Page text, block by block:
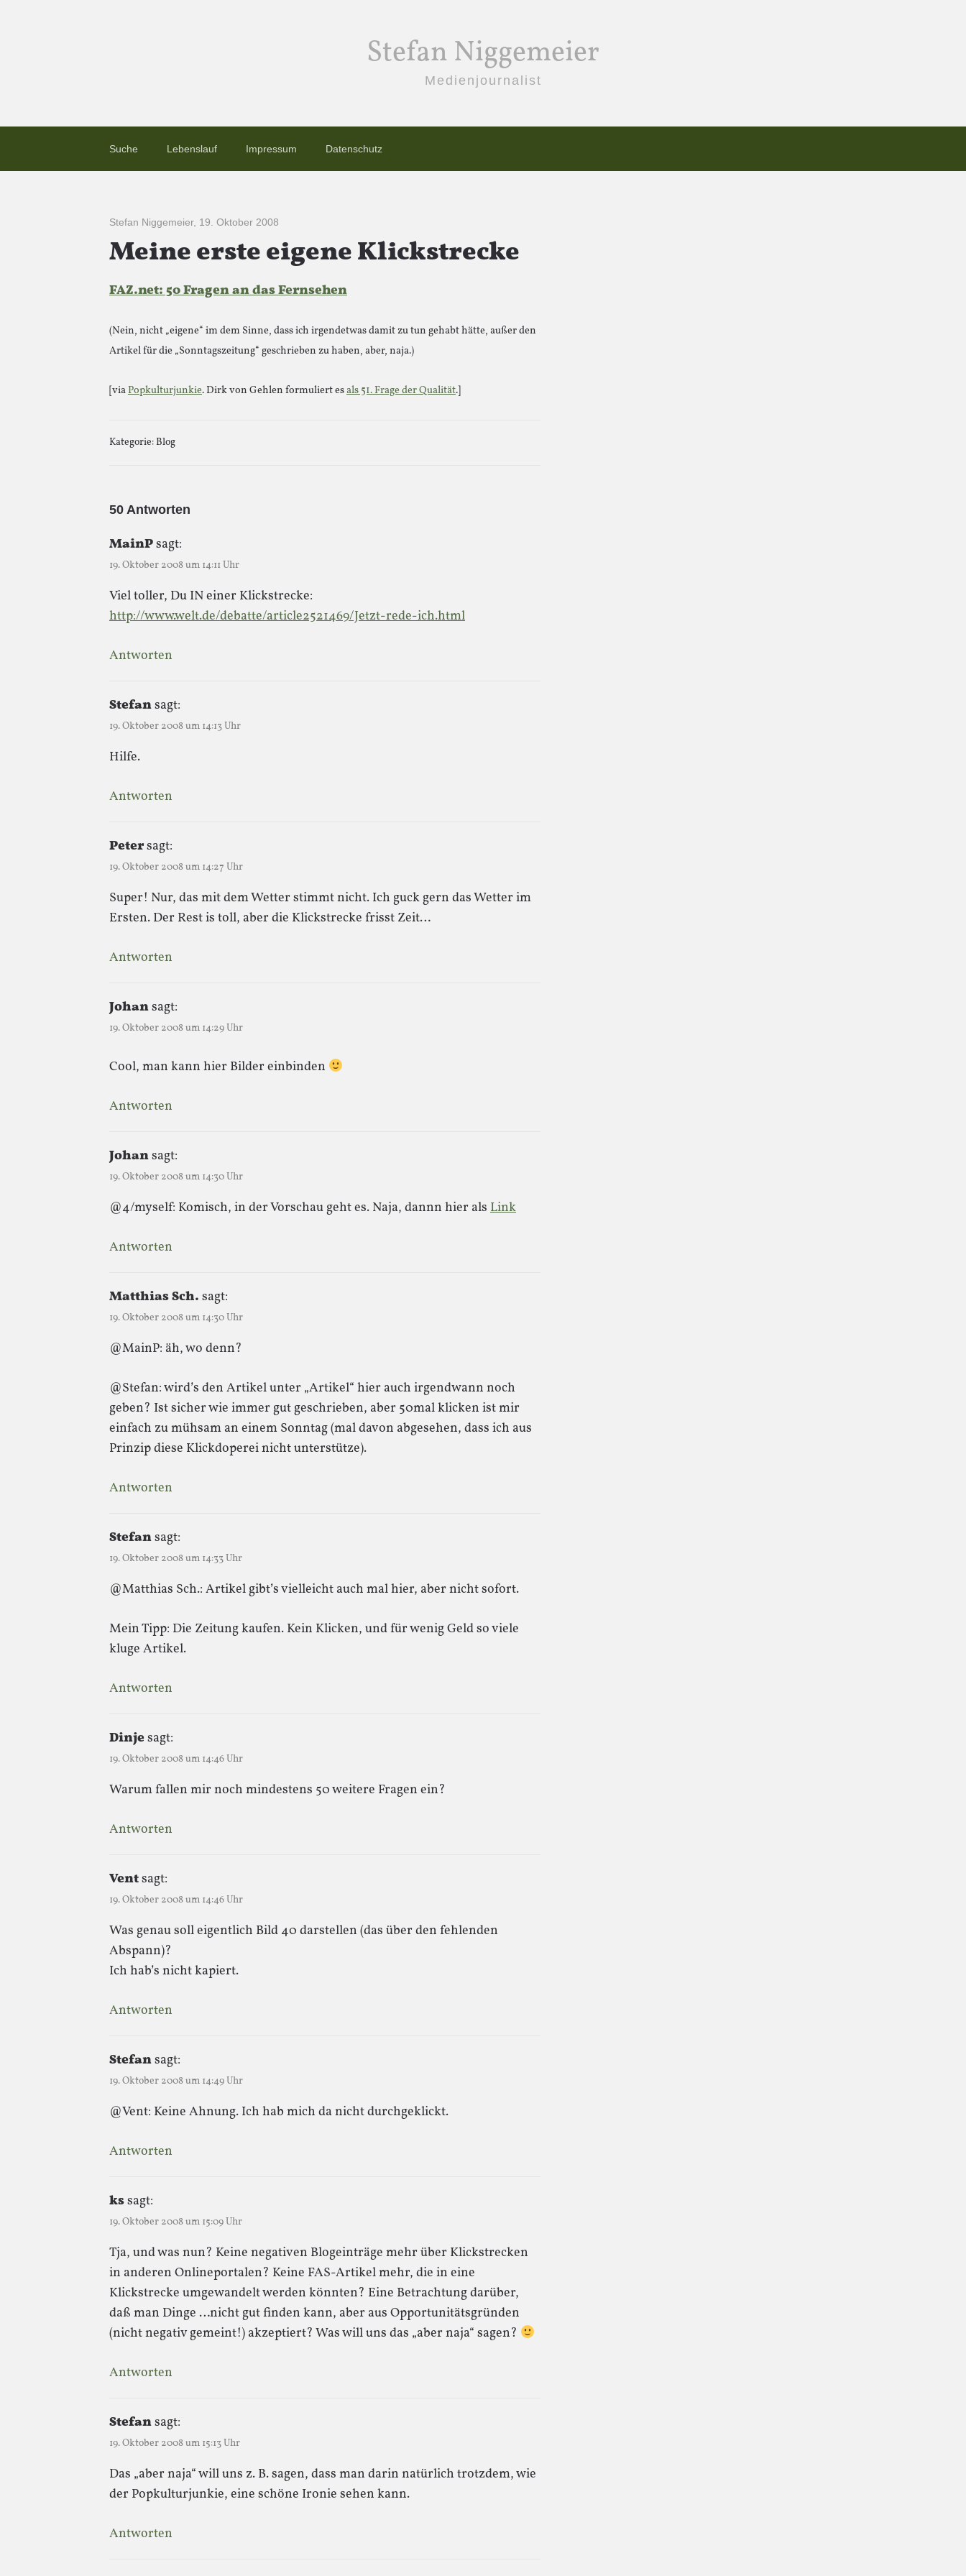
Stefan Niggemeier
Medienjournalist
Suche Lebenslauf Impressum Datenschutz
Stefan Niggemeier, 19. Oktober 2008
Meine erste eigene Klickstrecke
FAZ.net: 50 Fragen an das Fernsehen
(Nein, nicht „eigene“ im dem Sinne, dass ich irgendetwas damit zu tun gehabt hätte, außer den
Artikel für die „Sonntagszeitung“ geschrieben zu haben, aber, naja.)
[viaPopkulturjunkie. Dirk von Gehlen formuliert esals 51. Frage der Qualität.]
Kategorie:Blog
50 Antworten
MainPsagt:
19. Oktober 2008 um 14:11 Uhr
Viel toller, Du IN einer Klickstrecke:
http://www.welt.de/debatte/article2521469/Jetzt-rede-ich.html
Antworten
Stefansagt:
19. Oktober 2008 um 14:13 Uhr
Hilfe.
Antworten
Petersagt:
19. Oktober 2008 um 14:27 Uhr
Super! Nur, das mit dem Wetter stimmt nicht. Ich guck gern das Wetter im
Ersten. Der Rest is toll, aber die Klickstrecke frisst Zeit…
Antworten
Johansagt:
19. Oktober 2008 um 14:29 Uhr
Cool, man kann hier Bilder einbinden
Antworten
Johansagt:
19. Oktober 2008 um 14:30 Uhr
@4/myself: Komisch, in der Vorschau geht es. Naja, dannn hier als Link
Antworten
Matthias Sch. sagt:
19. Oktober 2008 um 14:30 Uhr
@MainP: äh, wo denn?
@Stefan: wird’s den Artikel unter „Artikel“ hier auch irgendwann noch
geben? Ist sicher wie immer gut geschrieben, aber 50mal klicken ist mir
einfach zu mühsam an einem Sonntag (mal davon abgesehen, dass ich aus
Prinzip diese Klickdoperei nicht unterstütze).
Antworten
Stefansagt:
19. Oktober 2008 um 14:33 Uhr
@Matthias Sch.: Artikel gibt’s vielleicht auch mal hier, aber nicht sofort.
Mein Tipp: Die Zeitung kaufen. Kein Klicken, und für wenig Geld so viele
kluge Artikel.
Antworten
Dinjesagt:
19. Oktober 2008 um 14:46 Uhr
Warum fallen mir noch mindestens 50 weitere Fragen ein?
Antworten
Ventsagt:
19. Oktober 2008 um 14:46 Uhr
Was genau soll eigentlich Bild 40 darstellen (das über den fehlenden
Abspann)?
Ich hab’s nicht kapiert.
Antworten
Stefansagt:
19. Oktober 2008 um 14:49 Uhr
@Vent: Keine Ahnung. Ich hab mich da nicht durchgeklickt.
Antworten
kssagt:
19. Oktober 2008 um 15:09 Uhr
Tja, und was nun? Keine negativen Blogeinträge mehr über Klickstrecken
in anderen Onlineportalen? Keine FAS-Artikel mehr, die in eine
Klickstrecke umgewandelt werden könnten? Eine Betrachtung darüber,
daß man Dinge …nicht gut finden kann, aber aus Opportunitätsgründen
(nicht negativ gemeint!) akzeptiert? Was will uns das „aber naja“ sagen?
Antworten
Stefansagt:
19. Oktober 2008 um 15:13 Uhr
Das „aber naja“ will uns z. B. sagen, dass man darin natürlich trotzdem, wie
der Popkulturjunkie, eine schöne Ironie sehen kann.
Antworten